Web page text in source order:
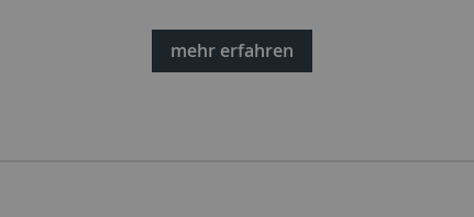
mehr erfahren